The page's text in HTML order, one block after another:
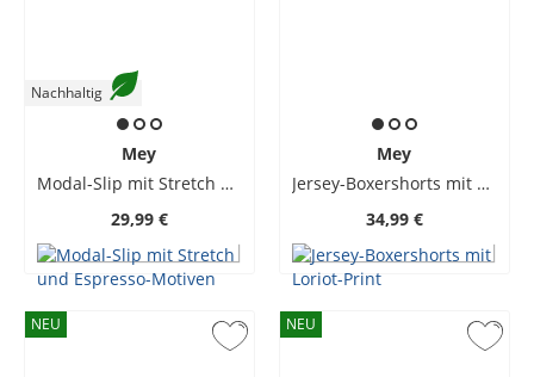
Nachhaltig
Mey
Modal-Slip mit Stretch und Espresso-Motiven
29,99 €
Mey
Jersey-Boxershorts mit Loriot-Print
34,99 €
NEU NEU